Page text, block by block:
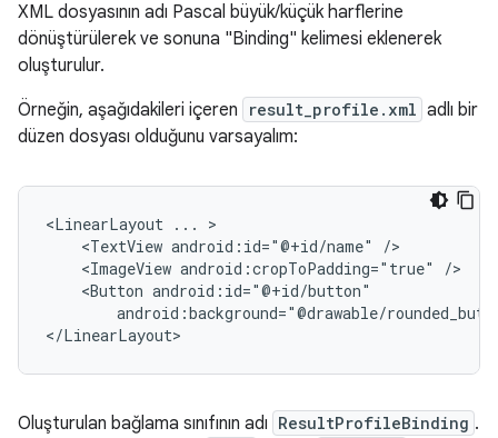
XML dosyasının adı Pascal büyük/küçük harflerine
dönüştürülerek ve sonuna "Binding" kelimesi eklenerek
oluşturulur.
Örneğin, aşağıdakileri içeren
result_profile.xml adlı bir
düzen dosyası olduğunu varsayalım:
<LinearLayout ...
<TextView android:id="@+id/name"
<ImageView android:cropToPadding="true"
<Button
android:background="@drawable/
Oluşturulan bağlama sınıfının adı ResultProfileBinding .